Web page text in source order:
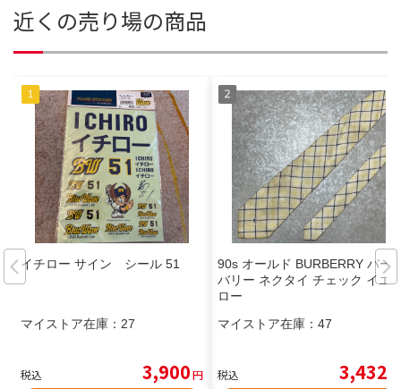
近くの売り場の商品
イチロー サイン シール 51
マイストア在庫： 27
税込 3,900円
90s オールド BURBERRY バー
バリー ネクタイ チェック イエ
ロー
マイストア在庫： 47
税込 3,432